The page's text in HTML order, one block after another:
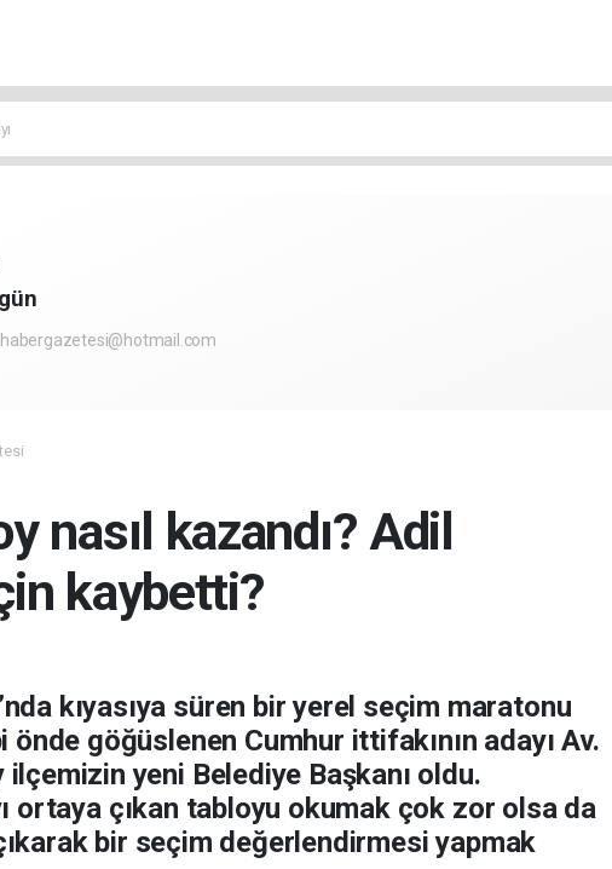
nasıl kazandı? Adil
kaybetti?
kıyasıya süren bir yerel seçim maratonu
önde göğüslenen Cumhur ittifakının adayı Av.
ilçemizin yeni Belediye Başkanı oldu.
ortaya çıkan tabloyu okumak çok zor olsa da
bir seçim değerlendirmesi yapmak